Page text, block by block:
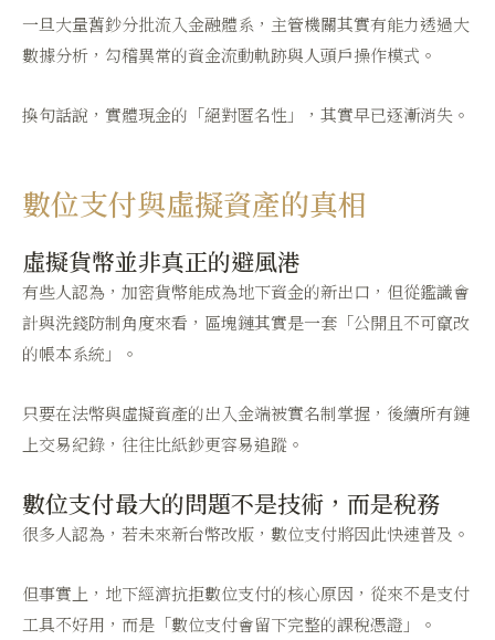
一旦大量舊鈔分批流入金融體系，主管機關其實有能力透過大
數據分析，勾稽異常的資金流動軌跡與人頭戶操作模式。
換句話說，實體現金的「絕對匿名性」，其實早已逐漸消失。
數位支付與虛擬資產的真相
虛擬貨幣並非真正的避風港
有些人認為，加密貨幣能成為地下資金的新出口，但從鑑識會
計與洗錢防制角度來看，區塊鏈其實是一套「公開且不可竄改
的帳本系統」。
只要在法幣與虛擬資產的出入金端被實名制掌握，後續所有鏈
上交易紀錄，往往比紙鈔更容易追蹤。
數位支付最大的問題不是技術，而是稅務
很多人認為，若未來新台幣改版，數位支付將因此快速普及。
但事實上，地下經濟抗拒數位支付的核心原因，從來不是支付
工具不好用，而是「數位支付會留下完整的課稅憑證」。